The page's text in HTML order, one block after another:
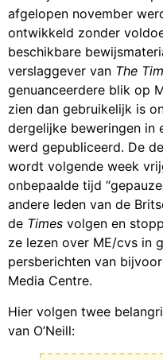
afgelopen november
ontwikkeld zonder
beschikbare
verslaggever van The
genuanceerdere blik op
zien dan gebruikelijk is
dergelijke beweringen in
werd gepubliceerd. De
wordt volgende week
onbepaalde tijd
andere leden van de
de Times volgen en
ze lezen over ME/cvs in
persberichten van
Media Centre.
Hier volgen twee
van O’Neill: